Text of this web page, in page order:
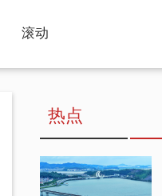
滚动
热点